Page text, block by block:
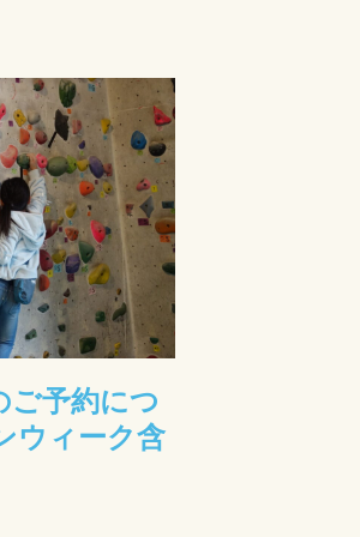
ご予約につ
ウィーク含